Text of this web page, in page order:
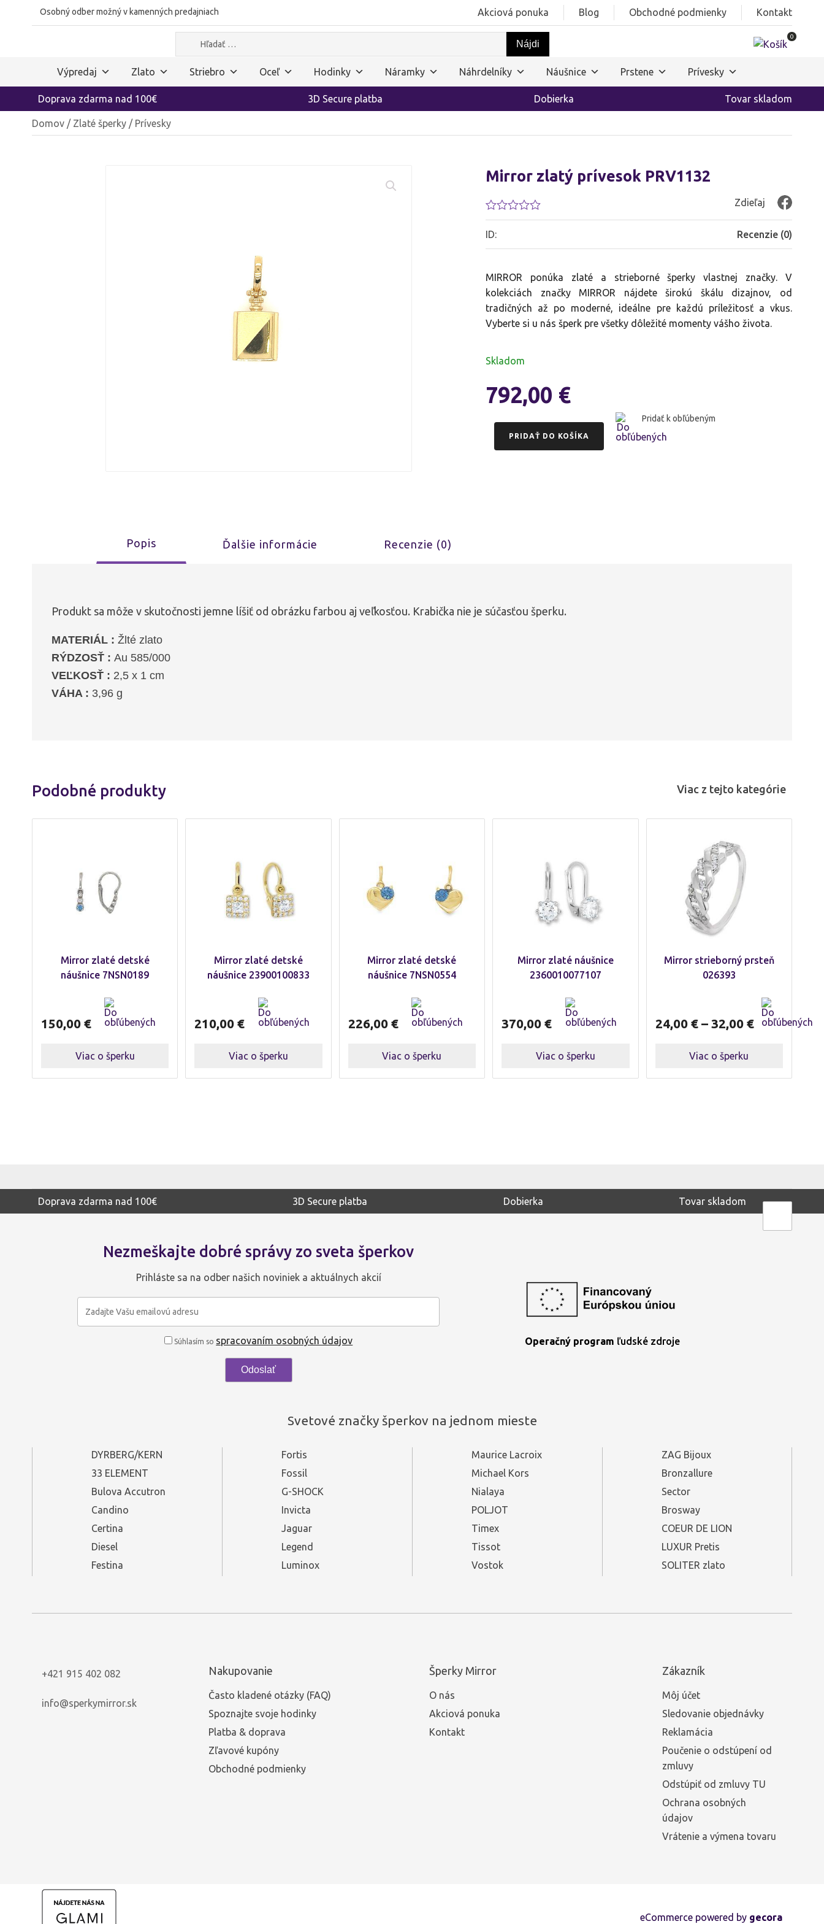
Osobný odber možný v kamenných predajniach Akciová ponuka Blog Obchodné podmienky Kontakt
0
Výpredaj Zlato Striebro Oceľ Hodinky Náramky Náhrdelníky Náušnice Prstene Prívesky
Doprava zdarma nad 100€ 3D Secure platba Dobierka Tovar skladom
Domov / Zlaté šperky / Prívesky
Mirror zlatý prívesok PRV1132
Hodnotenie
0.01
z
5
Zdieľaj
ID: Recenzie (0)
MIRROR ponúka zlaté a strieborné šperky vlastnej značky. V
kolekciách značky MIRROR nájdete širokú škálu dizajnov, od
tradičných až po moderné, ideálne pre každú príležitosť a vkus.
Vyberte si u nás šperk pre všetky dôležité momenty vášho života.
Skladom
792,00 €
PRIDAŤ DO KOŠÍKA
Pridať k obľúbeným
Popis Ďalšie informácie Recenzie (0)
Produkt sa môže v skutočnosti jemne líšiť od obrázku farbou aj veľkosťou. Krabička nie je súčasťou šperku.
MATERIÁL : Žlté zlato
RÝDZOSŤ : Au 585/000
VEĽKOSŤ : 2,5 x 1 cm
VÁHA : 3,96 g
Podobné produkty Viac z tejto kategórie
Mirror zlaté detské
náušnice 7NSN0189
150,00 €
Viac o šperku
Mirror zlaté detské
náušnice 23900100833
210,00€
Viac o šperku
Mirror zlaté detské
náušnice 7NSN0554
226,00 €
Viac o šperku
Mirror zlaté náušnice
2360010077107
370,00€
Viac o šperku
Mirror strieborný prsteň
026393
24,00 €– 32,00 €
Viac o šperku
Doprava zdarma nad 100€ 3D Secure platba Dobierka Tovar skladom
Nezmeškajte dobré správy zo sveta šperkov
Prihláste sa na odber našich noviniek a aktuálnych akcií
Súhlasím so spracovaním osobných údajov Operačný program ľudské zdroje
Svetové značky šperkov na jednom mieste
DYRBERG/KERN
33 ELEMENT
Bulova Accutron
Candino
Certina
Diesel
Festina
Fortis
Fossil
G-SHOCK
Invicta
Jaguar
Legend
Luminox
Maurice Lacroix
Michael Kors
Nialaya
POLJOT
Timex
Tissot
Vostok
ZAG Bijoux
Bronzallure
Sector
Brosway
COEUR DE LION
LUXUR Pretis
SOLITER zlato
+421 915 402 082
info@sperkymirror.sk
Nakupovanie
Často kladené otázky (FAQ)
Spoznajte svoje hodinky
Platba & doprava
Zľavové kupóny
Obchodné podmienky
Šperky Mirror
O nás
Akciová ponuka
Kontakt
Zákazník
Môj účet
Sledovanie objednávky
Reklamácia
Poučenie o odstúpení od
zmluvy
Odstúpiť od zmluvy TU
Ochrana osobných
údajov
Vrátenie a výmena tovaru
eCommerce powered by gecora